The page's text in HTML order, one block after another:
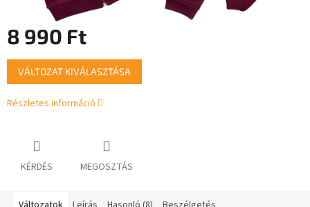
8 990 Ft
Egységár:
VÁLTOZAT KIVÁLASZTÁSA
Részletes információ
KÉRDÉS MEGOSZTÁS